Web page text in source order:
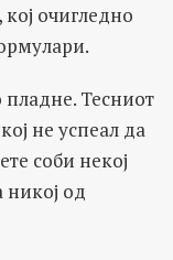
очигледно
Тесниот
не успеал да
соби некој
никој од